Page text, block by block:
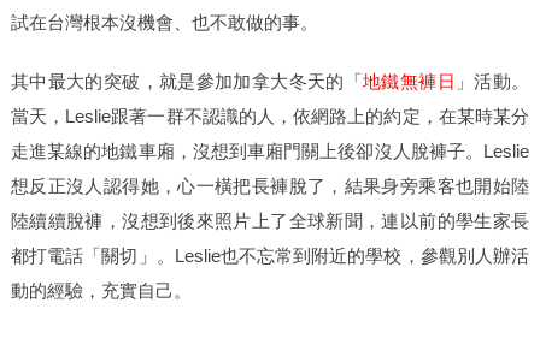
試在台灣根本沒機會、也不敢做的事。
其中最大的突破，就是參加加拿大冬天的「地鐵無褲日 」活動。
當天， Leslie跟著一群不認識的人，依網路上的約定，在某時某分
走進某線的地鐵車廂，沒想到車廂門關上後卻沒人脫褲子。
Leslie
想反正沒人認得她，心一橫把長褲脫了，結果身旁乘客也開始陸
陸續續脫褲，沒想到後來照片上了全球新聞，連以前的學生家長
都打電話「關切」。
Leslie也不忘常到附近的學校，參觀別人辦活
動的經驗，充實自己。